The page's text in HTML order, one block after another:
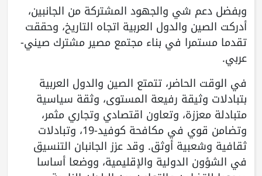
وبفضل دعم شي والجهود المشتركة من الجانبين،
أدركت الصين والدول العربية اتجاه التاريخ، وحققت
تقدما مستمرا في بناء مجتمع مصير مشترك صيني-
عربي.
في الوقت الحاضر، تتمتع الصين والدول العربية
بتبادلات وثيقة رفيعة المستوى، وثقة سياسية
متبادلة معززة، وتعاون اقتصادي وتجاري مثمر،
وتضامن قوي في مكافحة كوفيد-19، وتبادلات
ثقافية وشعبية أوثق. وقد عزز الجانبان التنسيق
في الشؤون الدولية والإقليمية، ووضعا أساسا